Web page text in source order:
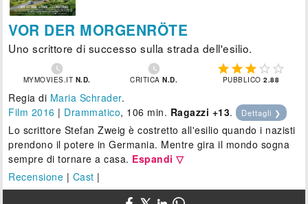
VOR DER MORGENRÖTE
Uno scrittore di successo sulla strada dell'esilio.

MYMOVIES.IT N.D.

CRITICAN.D.
    
PUBBLICO2.88
Regia di Maria Schrader.
Film 2016 | Drammatico, 106 min. Ragazzi +13. Dettagli ❯
Lo scrittore Stefan Zweig è costretto all'esilio quando i nazisti
prendono il potere in Germania. Mentre gira il mondo sogna
sempre di tornare a casa. Espandi ▽
Recensione | Cast |